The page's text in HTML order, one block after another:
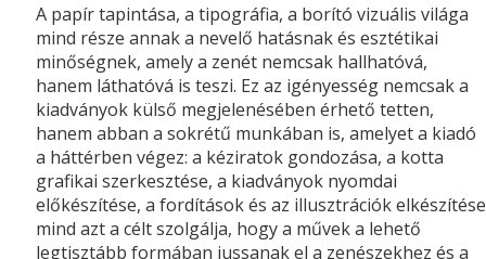
A papír tapintása, a tipográfia, a borító vizuális világa
mind része annak a nevelő hatásnak és esztétikai
minőségnek, amely a zenét nemcsak hallhatóvá,
hanem láthatóvá is teszi. Ez az igényesség nemcsak a
kiadványok külső megjelenésében érhető tetten,
hanem abban a sokrétű munkában is, amelyet a kiadó
a háttérben végez: a kéziratok gondozása, a kotta
grafikai szerkesztése, a kiadványok nyomdai
előkészítése, a fordítások és az illusztrációk elkészítése
mind azt a célt szolgálja, hogy a művek a lehető
legtisztább formában jussanak el a zenészekhez és a